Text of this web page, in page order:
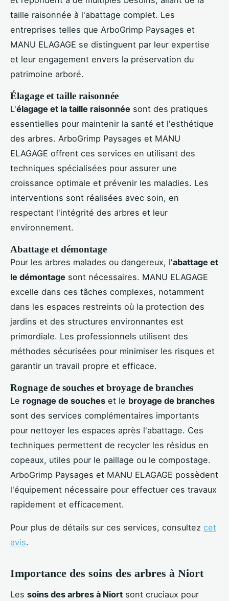
taille raisonnée à l'abattage complet. Les
entreprises telles que ArboGrimp Paysages et
MANU ELAGAGE se distinguent par leur expertise
et leur engagement envers la préservation du
patrimoine arboré.
Élagage et taille raisonnée
L'élagage et la taille raisonnée sont des pratiques
essentielles pour maintenir la santé et l'esthétique
des arbres. ArboGrimp Paysages et MANU
ELAGAGE offrent ces services en utilisant des
techniques spécialisées pour assurer une
croissance optimale et prévenir les maladies. Les
interventions sont réalisées avec soin, en
respectant l'intégrité des arbres et leur
environnement.
Abattage et démontage
Pour les arbres malades ou dangereux, l'abattage et
le démontage sont nécessaires. MANU ELAGAGE
excelle dans ces tâches complexes, notamment
dans les espaces restreints où la protection des
jardins et des structures environnantes est
primordiale. Les professionnels utilisent des
méthodes sécurisées pour minimiser les risques et
garantir un travail propre et efficace.
Rognage de souches et broyage de branches
Le rognage de souches et le broyage de branches
sont des services complémentaires importants
pour nettoyer les espaces après l'abattage. Ces
techniques permettent de recycler les résidus en
copeaux, utiles pour le paillage ou le compostage.
ArboGrimp Paysages et MANU ELAGAGE possèdent
l'équipement nécessaire pour effectuer ces travaux
rapidement et efficacement.
Pour plus de détails sur ces services, consultez cet
avis.
Importance des soins des arbres à Niort
Les soins des arbres à Niort sont cruciaux pour